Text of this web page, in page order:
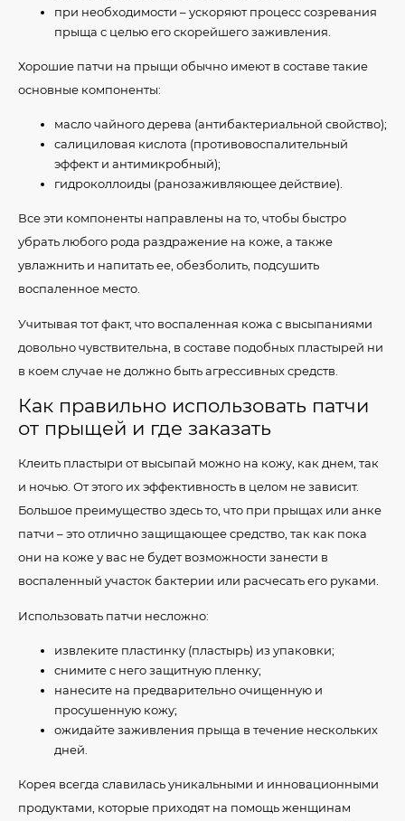
при необходимости – ускоряют процесс созревания
прыща с целью его скорейшего заживления.
Хорошие патчи на прыщи обычно имеют в составе такие
основные компоненты:
масло чайного дерева (антибактериальной свойство);
салициловая кислота (противовоспалительный
эффект и антимикробный);
гидроколлоиды (ранозаживляющее действие).
Все эти компоненты направлены на то, чтобы быстро
убрать любого рода раздражение на коже, а также
увлажнить и напитать ее, обезболить, подсушить
воспаленное место.
Учитывая тот факт, что воспаленная кожа с высыпаниями
довольно чувствительна, в составе подобных пластырей ни
в коем случае не должно быть агрессивных средств.
Как правильно использовать патчи
от прыщей и где заказать
Клеить пластыри от высыпай можно на кожу, как днем, так
и ночью. От этого их эффективность в целом не зависит.
Большое преимущество здесь то, что при прыщах или анке
патчи – это отлично защищающее средство, так как пока
они на коже у вас не будет возможности занести в
воспаленный участок бактерии или расчесать его руками.
Использовать патчи несложно:
извлеките пластинку (пластырь) из упаковки;
снимите с него защитную пленку;
нанесите на предварительно очищенную и
просушенную кожу;
ожидайте заживления прыща в течение нескольких
дней.
Корея всегда славилась уникальными и инновационными
продуктами, которые приходят на помощь женщинам